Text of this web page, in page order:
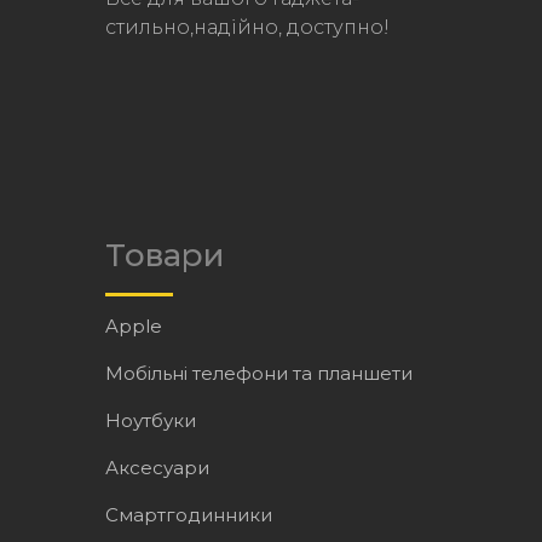
стильно,надійно, доступно!
Товари
Apple
Мобільні телефони та планшети
Ноутбуки
Аксесуари
Смартгодинники